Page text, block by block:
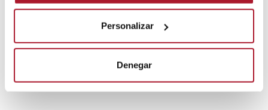
Personalizar
Denegar
renting flexible de vehículos industriales